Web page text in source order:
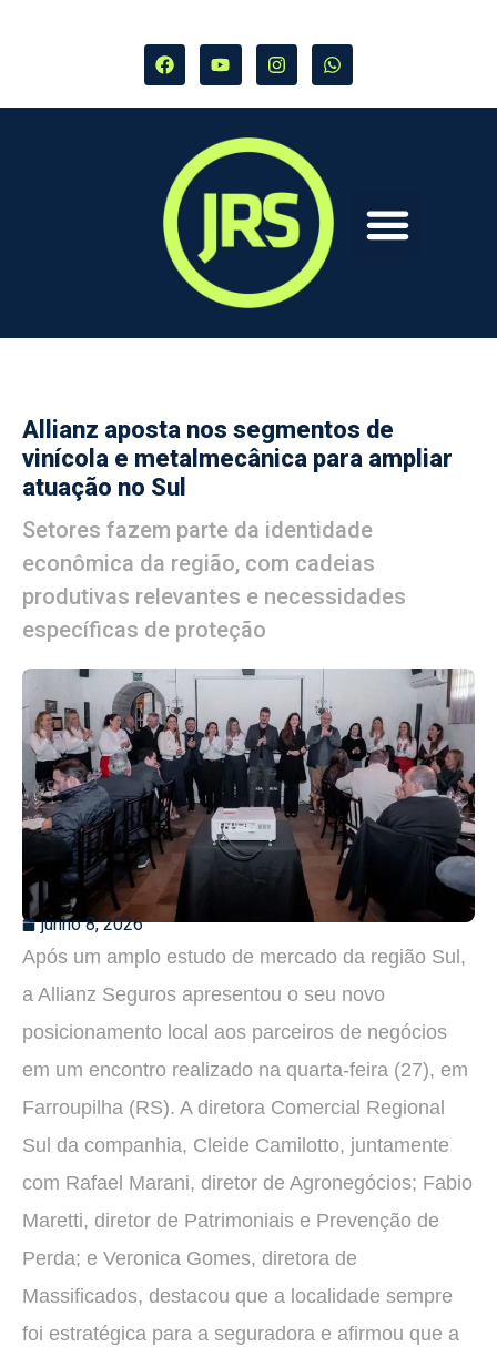
Allianz aposta nos segmentos de
vinícola e metalmecânica para ampliar
atuação no Sul
Setores fazem parte da identidade
econômica da região, com cadeias
produtivas relevantes e necessidades
específicas de proteção
junho 8, 2026
Após um amplo estudo de mercado da região Sul,
a Allianz Seguros apresentou o seu novo
posicionamento local aos parceiros de negócios
em um encontro realizado na quarta-feira (27), em
Farroupilha (RS). A diretora Comercial Regional
Sul da companhia, Cleide Camilotto, juntamente
com Rafael Marani, diretor de Agronegócios; Fabio
Maretti, diretor de Patrimoniais e Prevenção de
Perda; e Veronica Gomes, diretora de
Massificados, destacou que a localidade sempre
foi estratégica para a seguradora e afirmou que a